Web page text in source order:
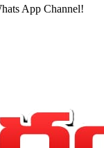
App Channel!